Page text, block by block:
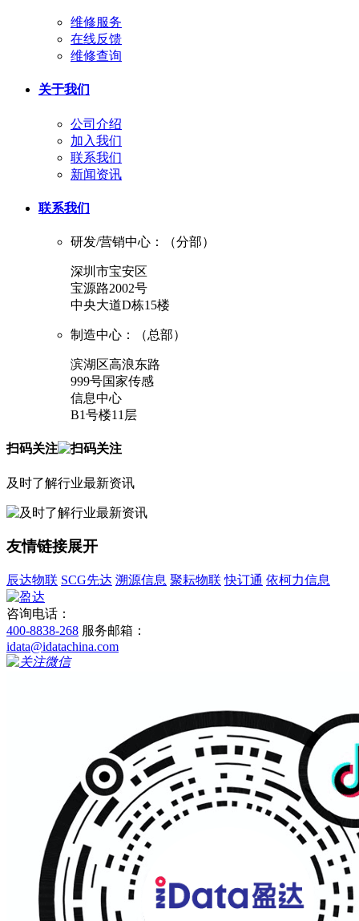
维修服务
在线反馈
维修查询
关于我们
公司介绍
加入我们
联系我们
新闻资讯
联系我们
研发/营销中心：（分部）
深圳市宝安区
宝源路2002号
中央大道D栋15楼
制造中心：（总部）
滨湖区高浪东路
999号国家传感
信息中心
B1号楼11层
扫码关注
及时了解行业最新资讯
友情链接展开
辰达物联 SCG先达 溯源信息 聚耘物联 快订通 依柯力信息
咨询电话：
400-8838-268 服务邮箱：
idata@idatachina.com